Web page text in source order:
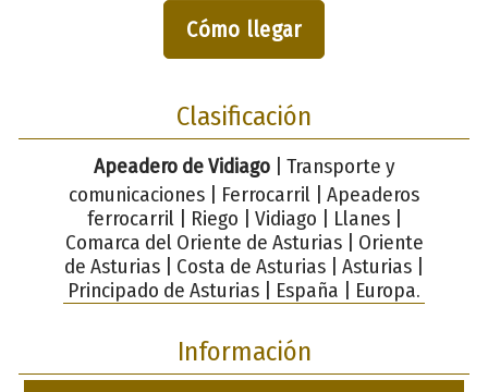
Cómo llegar
Clasificación
Apeadero de Vidiago | Transporte y
comunicaciones | Ferrocarril | Apeaderos
ferrocarril | Riego | Vidiago | Llanes |
Comarca del Oriente de Asturias | Oriente
de Asturias | Costa de Asturias | Asturias |
Principado de Asturias | España | Europa.
Información